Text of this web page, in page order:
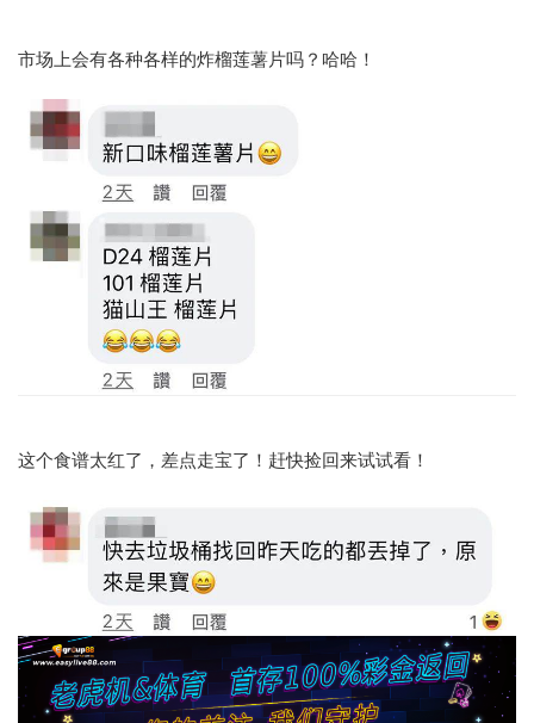
市场上会有各种各样的炸榴莲薯片吗？哈哈！
这个食谱太红了，差点走宝了！赶快捡回来试试看！